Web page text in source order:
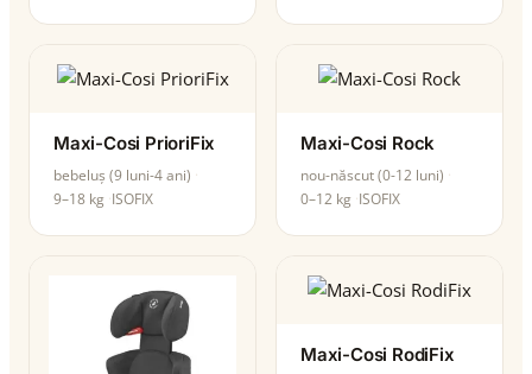
Maxi-Cosi PrioriFix
bebeluș (9 luni-4 ani)
9–18 kg ISOFIX
Maxi-Cosi Rock
nou-născut (0-12 luni)
0–12 kg ISOFIX
Maxi-Cosi RodiFix